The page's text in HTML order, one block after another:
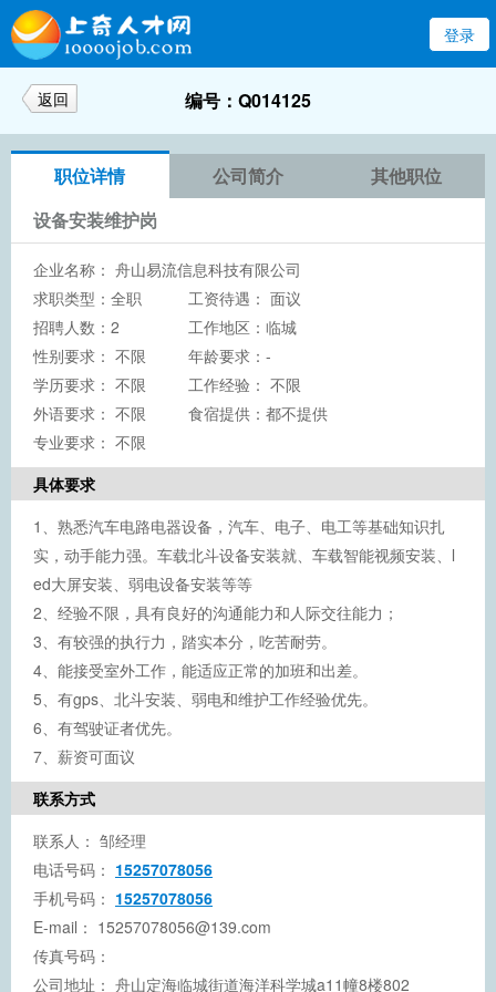
登录
返回 编号：Q014125
职位详情 公司简介
其他职位
设备安装维护岗
企业名称： 舟山易流信息科技有限公司
求职类型：全职
工资待遇： 面议
招聘人数：2
工作地区：临城
性别要求： 不限
年龄要求：-
学历要求： 不限
工作经验： 不限
外语要求： 不限
食宿提供：都不提供
专业要求： 不限
具体要求
1、熟悉汽车电路电器设备，汽车、电子、电工等基础知识扎
实，动手能力强。车载北斗设备安装就、车载智能视频安装、l
ed大屏安装、弱电设备安装等等
2、经验不限，具有良好的沟通能力和人际交往能力；
3、有较强的执行力，踏实本分，吃苦耐劳。
4、能接受室外工作，能适应正常的加班和出差。
5、有gps、北斗安装、弱电和维护工作经验优先。
6、有驾驶证者优先。
7、薪资可面议
联系方式
联系人： 邹经理
电话号码： 15257078056
手机号码： 15257078056
E-mail： 15257078056@139.com
传真号码：
公司地址： 舟山定海临城街道海洋科学城a11幢8楼802